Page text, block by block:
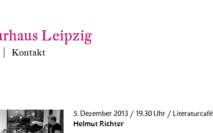
Leipzig
Kontakt
5. Dezember 2013 / 19.30 Uhr / Literaturcafé
Helmut Richter